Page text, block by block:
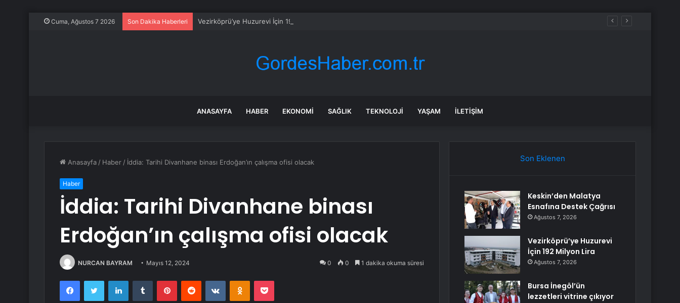
Cuma, Ağustos 7 2026 Son Dakika Haberleri Vezirköprü’ye Huzurevi İçin 192 Milyon Lira
ANASAYFA HABER EKONOMI SAĞLIK TEKNOLOJI YAŞAM İLETIŞIM
Anasayfa / Haber / İddia: Tarihi Divanhane binası Erdoğan’ın çalışma ofisi olacak
Haber
İddia: Tarihi Divanhane binası
Erdoğan’ın çalışma ofisi olacak
NURCAN BAYRAM Mayıs 12, 2024 0 0 1 dakika okuma süresi
FacebookTwitter LinkedInTumblr PinterestReddit VKontakteOdnoklassniki
Pocket
Son Eklenen
Keskin’den Malatya
Esnafına Destek Çağrısı
Ağustos 7, 2026
Vezirköprü’ye Huzurevi
İçin 192 Milyon Lira
Ağustos 7, 2026
Bursa İnegöl’ün
lezzetleri vitrine çıkıyor